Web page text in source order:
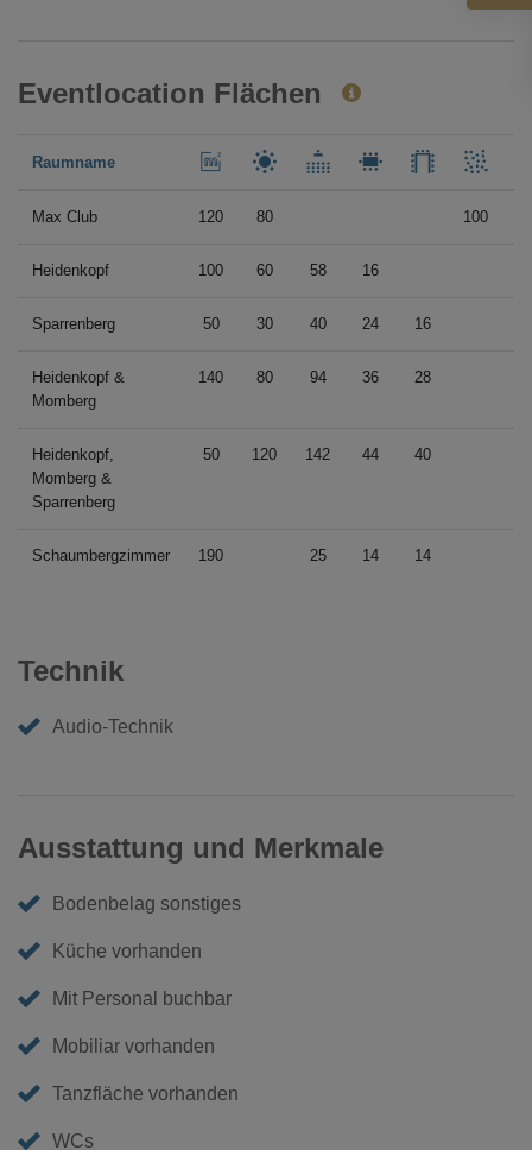
Eventlocation Flächen
Raumname
Max Club 120 80 100
Heidenkopf 100 60 58 16
Sparrenberg 50 30 40 24 16
Heidenkopf &
Momberg
140 80 94 36 28
Heidenkopf,
Momberg &
Sparrenberg
50 120 142 44 40
Schaumbergzimmer 190 25 14 14
Technik
Audio-Technik
Ausstattung und Merkmale
Bodenbelag sonstiges
Küche vorhanden
Mit Personal buchbar
Mobiliar vorhanden
Tanzfläche vorhanden
WCs